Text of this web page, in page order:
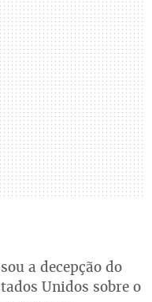
a decepção do
Unidos sobre o